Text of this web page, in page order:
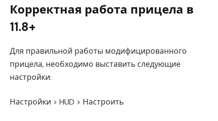
Корректная работа прицела в
11.8+
Для правильной работы модифицированного
прицела, необходимо выставить следующие
настройки:
Настройки > HUD > Настроить